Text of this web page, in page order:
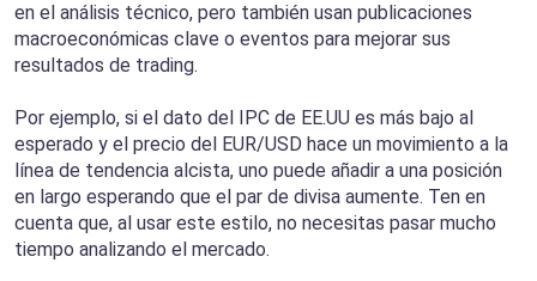
en el análisis técnico, pero también usan publicaciones
macroeconómicas clave o eventos para mejorar sus
resultados de trading.
Por ejemplo, si el dato del IPC de EE.UU es más bajo al
esperado y el precio del EUR/USD hace un movimiento a la
línea de tendencia alcista, uno puede añadir a una posición
en largo esperando que el par de divisa aumente. Ten en
cuenta que, al usar este estilo, no necesitas pasar mucho
tiempo analizando el mercado.